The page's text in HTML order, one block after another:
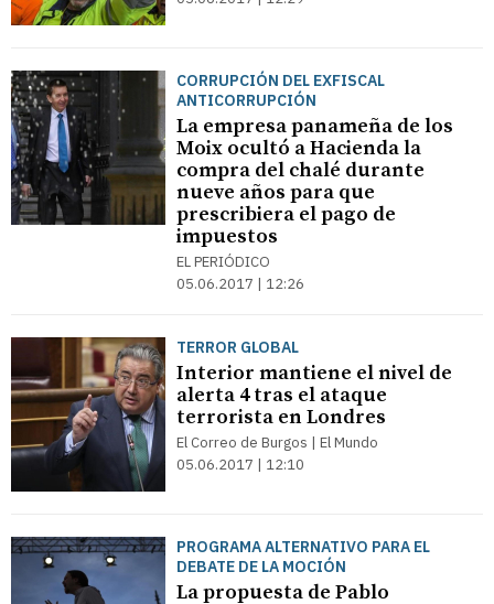
CORRUPCIÓN DEL EXFISCAL
ANTICORRUPCIÓN
La empresa panameña de los
Moix ocultó a Hacienda la
compra del chalé durante
nueve años para que
prescribiera el pago de
impuestos
EL PERIÓDICO
05.06.2017 | 12:26
TERROR GLOBAL
Interior mantiene el nivel de
alerta 4 tras el ataque
terrorista en Londres
El Correo de Burgos | El Mundo
05.06.2017 | 12:10
PROGRAMA ALTERNATIVO PARA EL
DEBATE DE LA MOCIÓN
La propuesta de Pablo